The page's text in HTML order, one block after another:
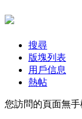
搜尋
版塊列表
用戶信息
熱帖
您訪問的頁面無